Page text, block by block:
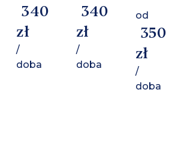
340
zł
/
doba
340
zł
/
doba
od
350
zł
/
doba